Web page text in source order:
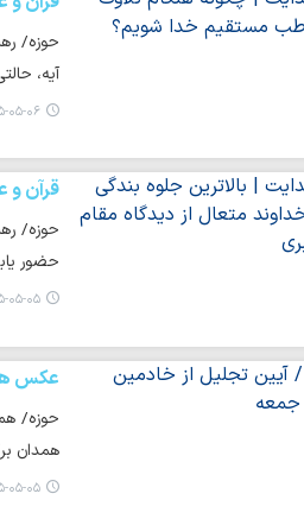
حوزه/
آیه،
۱۴۰۵-۰۵-
قرآن و
حوزه/
حضور
۱۴۰۵-۰۵-
عکس
حوزه/
همدان
۱۴۰۵-۰۵-